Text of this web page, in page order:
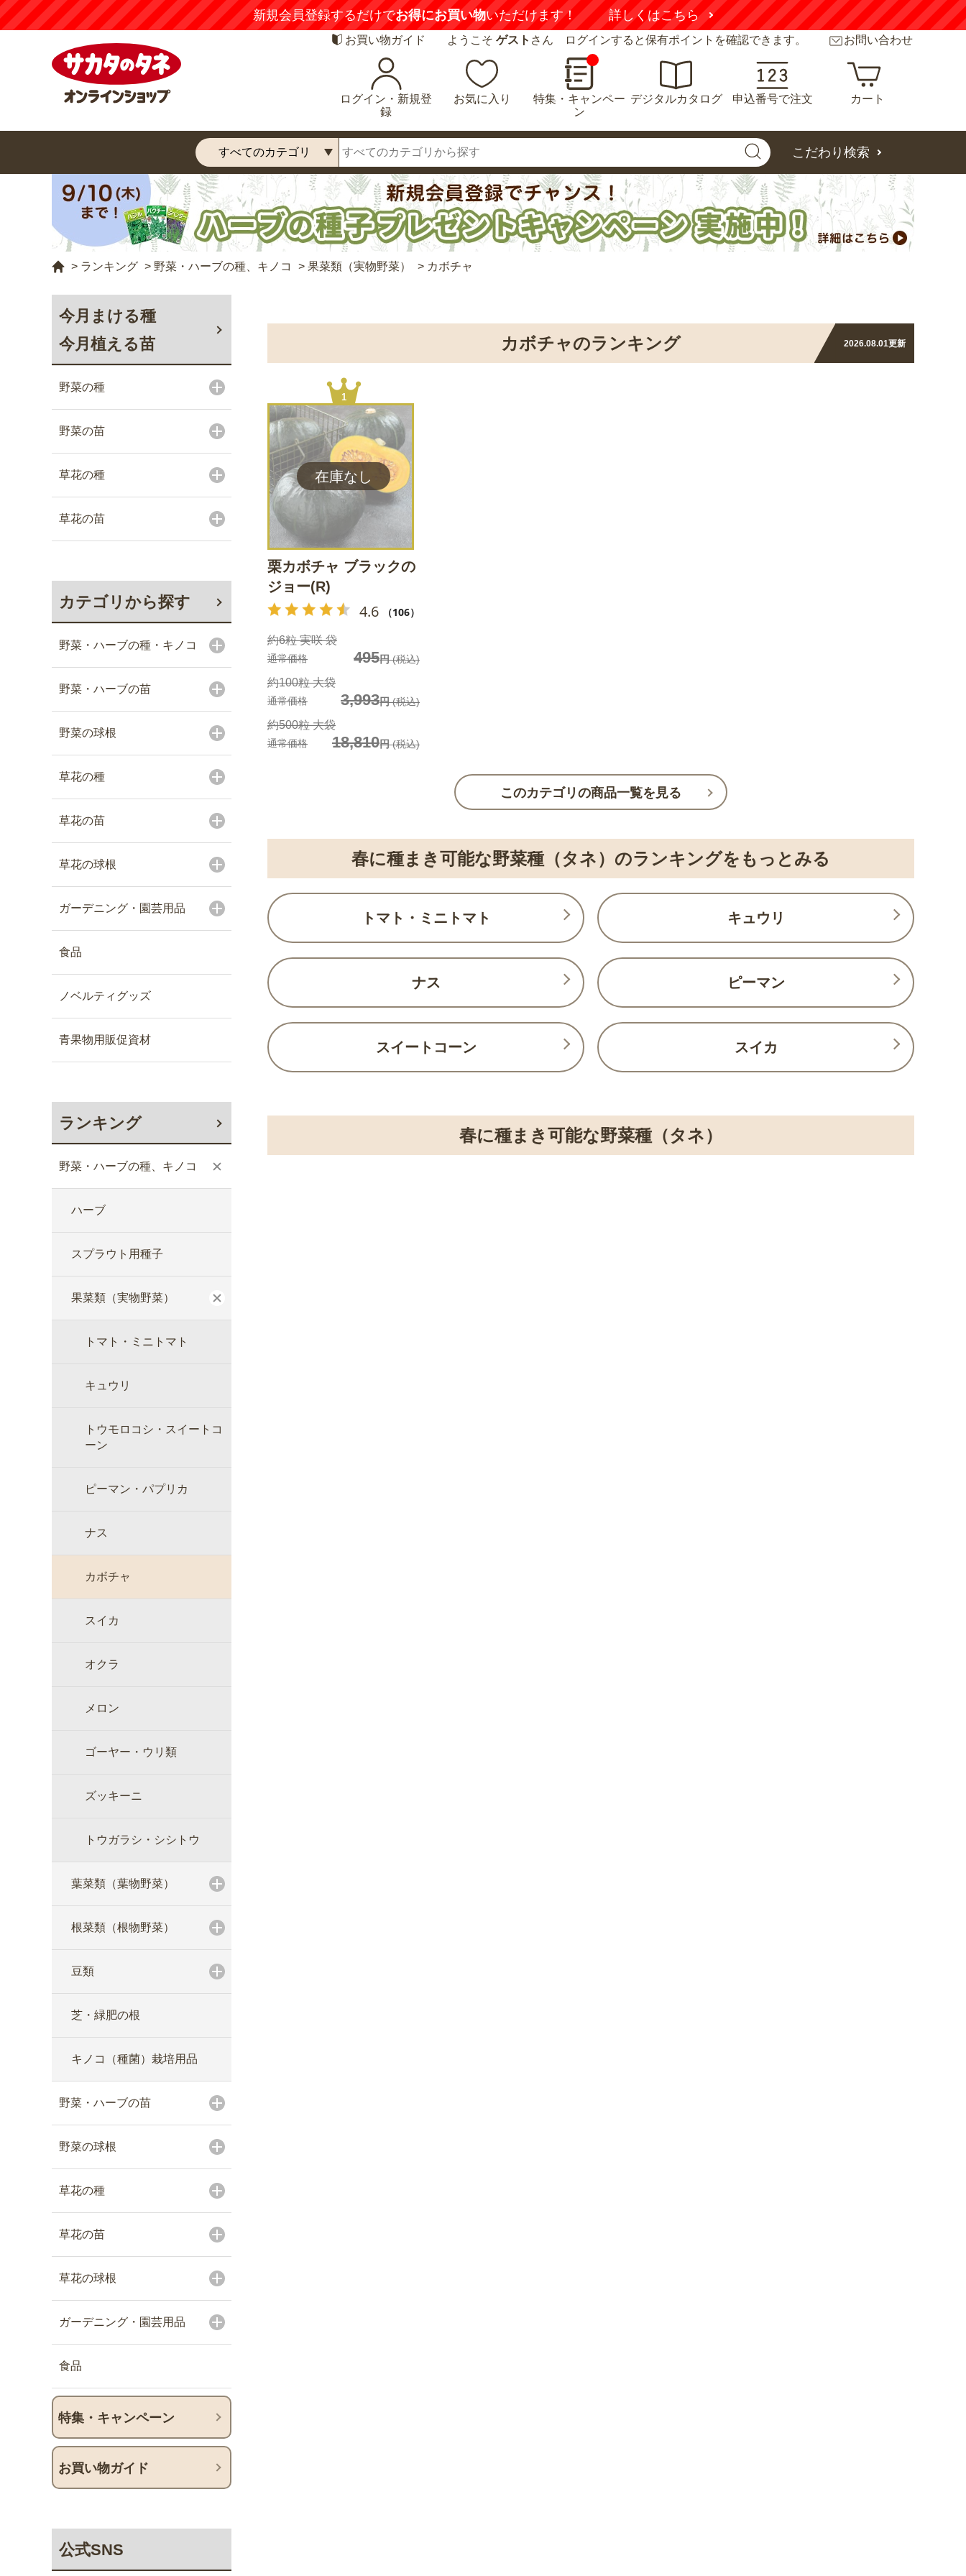
新規会員登録するだけでお得にお買い物いただけます！ 詳しくはこちら
お買い物ガイド ようこそ ゲスト さん ログインすると保有ポイントを確認できます。 お問い合わせ
ログイン・新規登
録
お気に入り
特集・キャンペー
ン
デジタルカタログ 申込番号で注文 カート
こだわり検索
> ランキング > 野菜・ハーブの種、キノコ > 果菜類（実物野菜） > カボチャ
今月まける種
今月植える苗
野菜の種
野菜の苗
草花の種
草花の苗
カテゴリから探す
野菜・ハーブの種・キノコ
野菜・ハーブの苗
野菜の球根
草花の種
草花の苗
草花の球根
ガーデニング・園芸用品
食品
ノベルティグッズ
青果物用販促資材
ランキング
野菜・ハーブの種、キノコ
ハーブ
スプラウト用種子
果菜類（実物野菜）
トマト・ミニトマト
キュウリ
トウモロコシ・スイートコ
ーン
ピーマン・パプリカ
ナス
カボチャ
スイカ
オクラ
メロン
ゴーヤー・ウリ類
ズッキーニ
トウガラシ・シシトウ
葉菜類（葉物野菜）
根菜類（根物野菜）
豆類
芝・緑肥の根
キノコ（種菌）栽培用品
野菜・ハーブの苗
野菜の球根
草花の種
草花の苗
草花の球根
ガーデニング・園芸用品
食品
特集・キャンペーン
お買い物ガイド
公式SNS
カボチャのランキング 2026.08.01更新
1
栗カボチャ ブラックの
ジョー(R)
4.6 （106）
約6粒 実咲 袋
通常価格 495円(税込)
約100粒 大袋
通常価格 3,993円(税込)
約500粒 大袋
通常価格 18,810円(税込)
このカテゴリの商品一覧を見る
春に種まき可能な野菜種（タネ）のランキングをもっとみる
トマト・ミニトマト キュウリ
ナス ピーマン
スイートコーン スイカ
春に種まき可能な野菜種（タネ）